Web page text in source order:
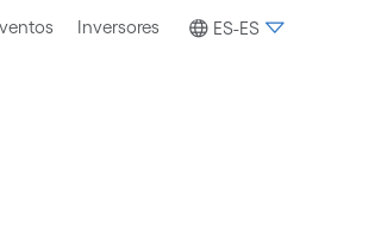
Inversores ES-ES